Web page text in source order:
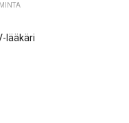
lääkäri